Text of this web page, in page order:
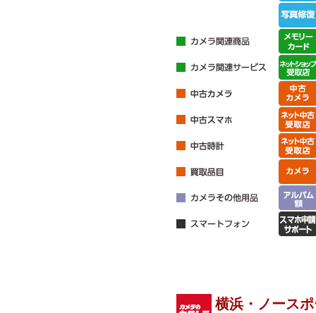
横浜・ノース